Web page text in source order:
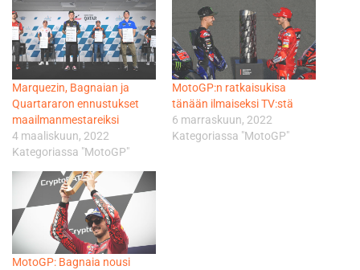
Marquezin, Bagnaian ja
Quartararon ennustukset
maailmanmestareiksi
4 maaliskuun, 2022
Kategoriassa "MotoGP"
MotoGP:n ratkaisukisa
tänään ilmaiseksi TV:stä
6 marraskuun, 2022
Kategoriassa "MotoGP"
MotoGP: Bagnaia nousi